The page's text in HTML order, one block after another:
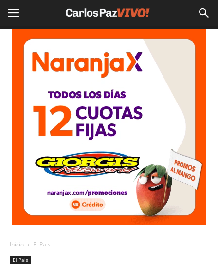
Inicio El Pais
El Pais